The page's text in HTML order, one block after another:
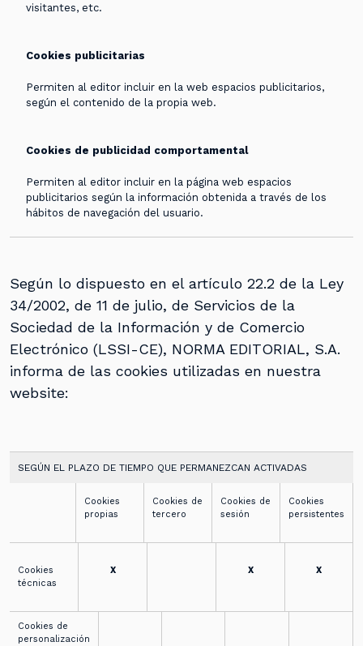
visitantes, etc.
Cookies publicitarias
Permiten al editor incluir en la web espacios publicitarios,
según el contenido de la propia web.
Cookies de publicidad comportamental
Permiten al editor incluir en la página web espacios
publicitarios según la información obtenida a través de los
hábitos de navegación del usuario.
Según lo dispuesto en el artículo 22.2 de la Ley
34/2002, de 11 de julio, de Servicios de la
Sociedad de la Información y de Comercio
Electrónico (LSSI-CE), NORMA EDITORIAL, S.A.
informa de las cookies utilizadas en nuestra
website:
SEGÚN EL PLAZO DE TIEMPO QUE PERMANEZCAN ACTIVADAS
Cookies
propias
Cookies de
tercero
Cookies de
sesión
Cookies
persistentes
Cookies
técnicas
X X X
Cookies de
personalización